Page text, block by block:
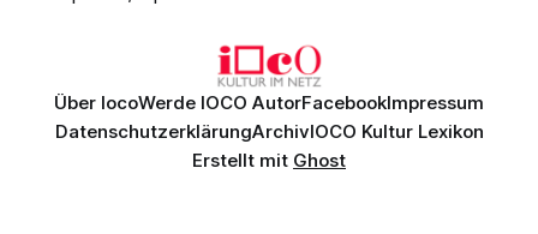
Über IocoWerde IOCO AutorFacebookImpressum
DatenschutzerklärungArchivIOCO Kultur Lexikon
Erstellt mit Ghost